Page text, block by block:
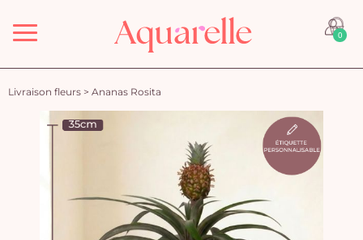
Menu 0
Livraison fleurs > Ananas Rosita